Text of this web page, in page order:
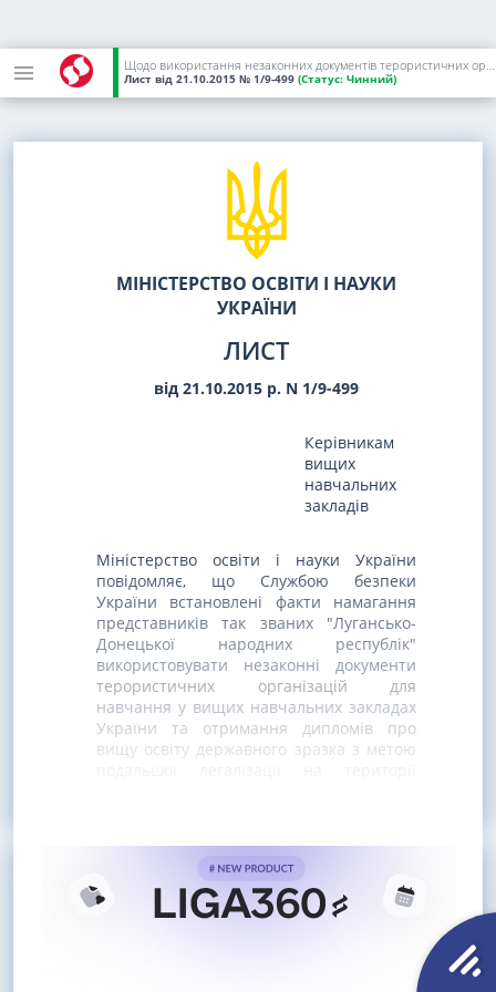
Щодо використання незаконних документів терористичних організацій для навчання у вищих навчальних закладах України
Лист від 21.10.2015 № 1/9-499 (Статус: Чинний)
МІНІСТЕРСТВО ОСВІТИ І НАУКИ
УКРАЇНИ
ЛИСТ
від 21.10.2015 р. N 1/9-499
Керівникам
вищих
навчальних
закладів
Міністерство освіти і науки України
повідомляє, що Службою безпеки
України встановлені факти намагання
представників так званих "Лугансько-
Донецької народних республік"
використовувати незаконні документи
терористичних організацій для
навчання у вищих навчальних закладах
України та отримання дипломів про
вищу освіту державного зразка з метою